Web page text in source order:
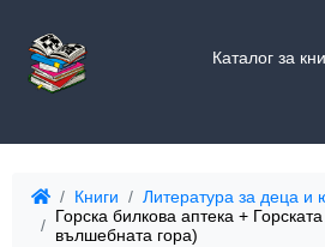
Каталог за
Книги Литература за деца и
Горска билкова аптека +
вълшебната гора)